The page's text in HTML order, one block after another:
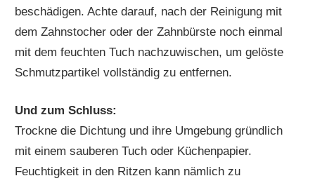
beschädigen. Achte darauf, nach der Reinigung mit
dem Zahnstocher oder der Zahnbürste noch einmal
mit dem feuchten Tuch nachzuwischen, um gelöste
Schmutzpartikel vollständig zu entfernen.
Und zum Schluss:
Trockne die Dichtung und ihre Umgebung gründlich
mit einem sauberen Tuch oder Küchenpapier.
Feuchtigkeit in den Ritzen kann nämlich zu